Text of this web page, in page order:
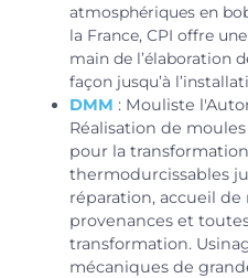
atmosphériques en
la France, CPI offre
main de l’élaboration
façon jusqu’à
DMM : Mouliste
Réalisation de
pour la
thermodurcissables
réparation, accueil
provenances et
transformation.
mécaniques de